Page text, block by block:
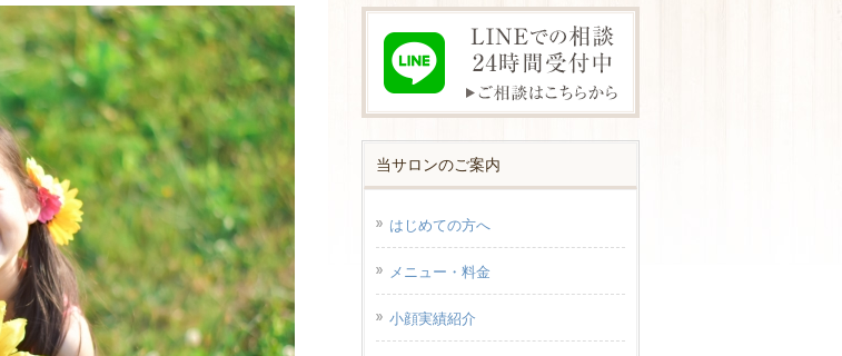
当サロンのご案内
はじめての方へ
メニュー・料金
小顔実績紹介